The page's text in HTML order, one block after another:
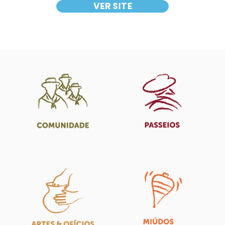
VER SITE